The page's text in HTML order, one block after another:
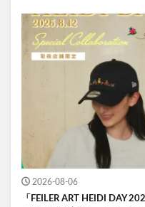
2026-08-06
「FEILER ART HEIDI DAY